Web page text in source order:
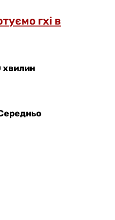
гхі в
хвилин